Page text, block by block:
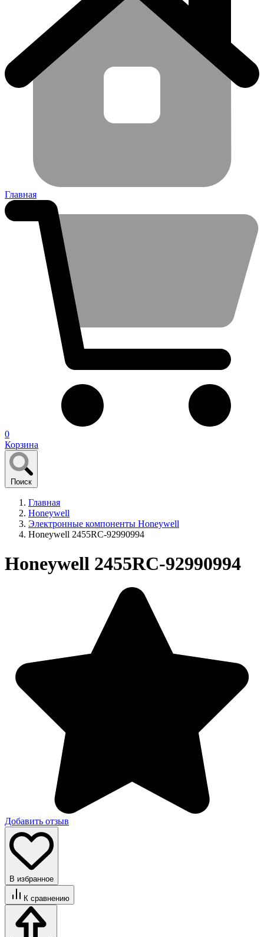
Главная
0
Корзина
Поиск
Главная
Honeywell
Электронные компоненты Honeywell
Honeywell 2455RC-92990994
Honeywell 2455RC-92990994
Добавить отзыв
В избранное
К сравнению